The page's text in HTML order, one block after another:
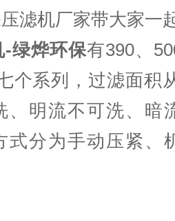
压滤机厂家带大家一
-绿烨环保有390、
个系列，过滤面积
、明流不可洗、暗
式分为手动压紧、